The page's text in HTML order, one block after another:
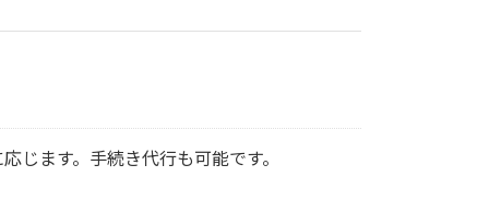
じます。手続き代行も可能です。